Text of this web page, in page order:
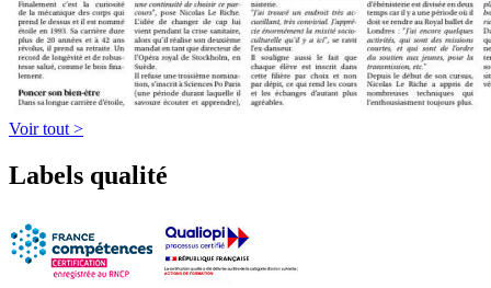
Voir tout >
Labels qualité